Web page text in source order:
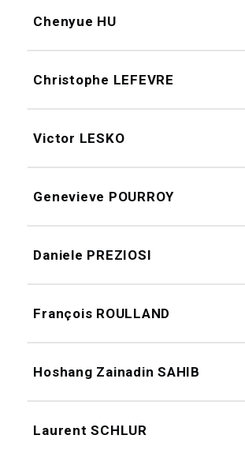
Chenyue HU
Christophe LEFEVRE
Victor LESKO
Genevieve POURROY
Daniele PREZIOSI
François ROULLAND
Hoshang Zainadin SAHIB
Laurent SCHLUR